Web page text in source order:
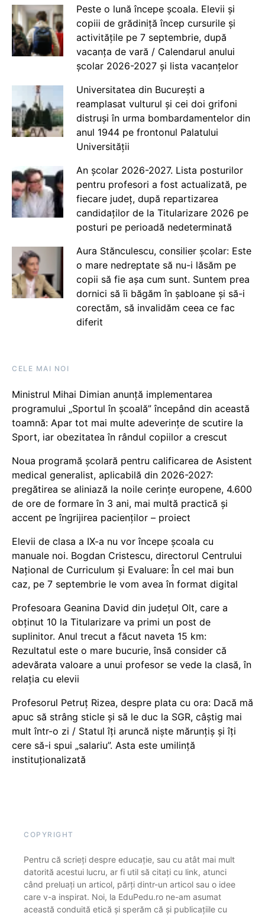
Peste o lună începe școala. Elevii și
copiii de grădiniță încep cursurile și
activitățile pe 7 septembrie, după
vacanța de vară / Calendarul anului
școlar 2026-2027 și lista vacanțelor
Universitatea din București a
reamplasat vulturul și cei doi grifoni
distruși în urma bombardamentelor din
anul 1944 pe frontonul Palatului
Universității
An școlar 2026-2027. Lista posturilor
pentru profesori a fost actualizată, pe
fiecare județ, după repartizarea
candidaților de la Titularizare 2026 pe
posturi pe perioadă nedeterminată
Aura Stănculescu, consilier școlar: Este
o mare nedreptate să nu-i lăsăm pe
copii să fie așa cum sunt. Suntem prea
dornici să îi băgăm în șabloane și să-i
corectăm, să invalidăm ceea ce fac
diferit
CELE MAI NOI
Ministrul Mihai Dimian anunță implementarea
programului „Sportul în școală” începând din această
toamnă: Apar tot mai multe adeverințe de scutire la
Sport, iar obezitatea în rândul copiilor a crescut
Noua programă școlară pentru calificarea de Asistent
medical generalist, aplicabilă din 2026-2027:
pregătirea se aliniază la noile cerințe europene, 4.600
de ore de formare în 3 ani, mai multă practică și
accent pe îngrijirea pacienților – proiect
Elevii de clasa a IX-a nu vor începe școala cu
manuale noi. Bogdan Cristescu, directorul Centrului
Național de Curriculum și Evaluare: În cel mai bun
caz, pe 7 septembrie le vom avea în format digital
Profesoara Geanina David din județul Olt, care a
obținut 10 la Titularizare va primi un post de
suplinitor. Anul trecut a făcut naveta 15 km:
Rezultatul este o mare bucurie, însă consider că
adevărata valoare a unui profesor se vede la clasă, în
relația cu elevii
Profesorul Petruț Rizea, despre plata cu ora: Dacă mă
apuc să strâng sticle și să le duc la SGR, câștig mai
mult într-o zi / Statul îți aruncă niște mărunțiș și îți
cere să-i spui „salariu”. Asta este umilință
instituționalizată
COPYRIGHT
Pentru că scrieți despre educație, sau cu atât mai mult
datorită acestui lucru, ar fi util să citați cu link, atunci
când preluați un articol, părți dintr-un articol sau o idee
care v-a inspirat. Noi, la EduPedu.ro ne-am asumat
această conduită etică și sperăm că și publicațiile cu